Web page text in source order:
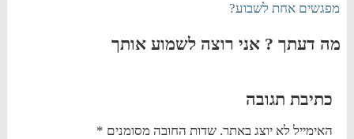
מפגשים אחת לשבוע?
מה דעתך ? אני רוצה לשמוע אותך
כתיבת תגובה
האימייל לא יוצג באתר. שדות החובה מסומנים *